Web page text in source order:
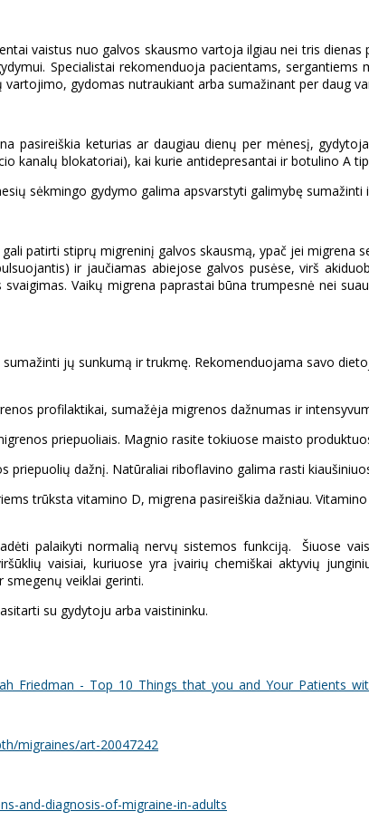
vaistus nuo galvos skausmo vartoja ilgiau nei tris
Specialistai rekomenduoja pacientams,
gydomas nutraukiant arba sumažinant per daug
pasireiškia keturias ar daugiau dienų per mėnesį,
kanalų blokatoriai), kai kurie antidepresantai ir botulino A
sėkmingo gydymo galima apsvarstyti galimybę
patirti stiprų migreninį galvos skausmą, ypač jei
ir jaučiamas abiejose galvos pusėse, virš
Vaikų migrena paprastai būna trumpesnė nei
jų sunkumą ir trukmę. Rekomenduojama savo
profilaktikai, sumažėja migrenos dažnumas ir
priepuoliais. Magnio rasite tokiuose maisto
priepuolių dažnį. Natūraliai riboflavino galima rasti
trūksta vitamino D, migrena pasireiškia dažniau.
palaikyti normalią nervų sistemos funkciją. Šiuose
vaisiai, kuriuose yra įvairių chemiškai aktyvių
veiklai gerinti.
su gydytoju arba vaistininku.
migraines/art-20047242
and-diagnosis-of-migraine-in-adults